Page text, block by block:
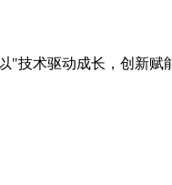
"技术驱动成长，创新